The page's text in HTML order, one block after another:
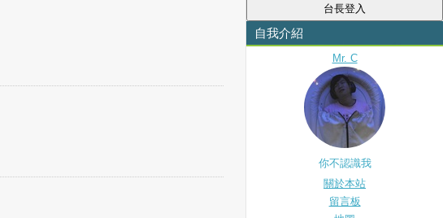
自我介紹
Mr. C
你不認識我
關於本站
留言板